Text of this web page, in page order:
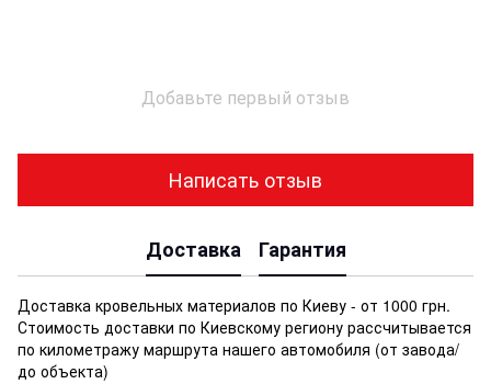
Добавьте первый отзыв
Написать отзыв
Доставка Гарантия
Доставка кровельных материалов по Киеву - от 1000 грн.
Стоимость доставки по Киевскому региону рассчитывается
по километражу маршрута нашего автомобиля (от завода/
до объекта)